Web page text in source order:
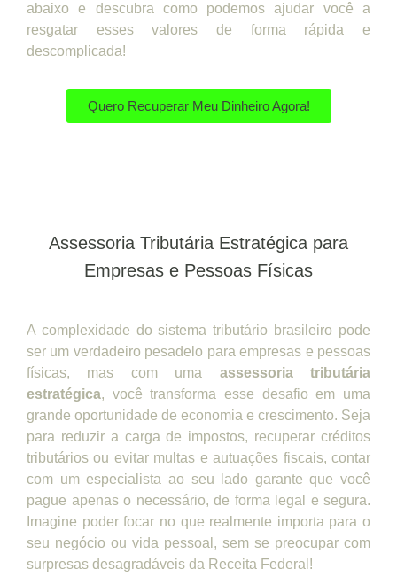
abaixo e descubra como podemos ajudar você a
resgatar esses valores de forma rápida e
descomplicada!
Quero Recuperar Meu Dinheiro Agora!
Assessoria Tributária Estratégica para
Empresas e Pessoas Físicas
A complexidade do sistema tributário brasileiro pode
ser um verdadeiro pesadelo para empresas e pessoas
físicas, mas com uma assessoria tributária
estratégica, você transforma esse desafio em uma
grande oportunidade de economia e crescimento. Seja
para reduzir a carga de impostos, recuperar créditos
tributários ou evitar multas e autuações fiscais, contar
com um especialista ao seu lado garante que você
pague apenas o necessário, de forma legal e segura.
Imagine poder focar no que realmente importa para o
seu negócio ou vida pessoal, sem se preocupar com
surpresas desagradáveis da Receita Federal!